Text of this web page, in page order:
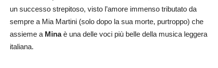
un successo strepitoso, visto l’amore immenso tributato da
sempre a Mia Martini (solo dopo la sua morte, purtroppo) che
assieme a Minaè una delle voci più belle della musica leggera
italiana.